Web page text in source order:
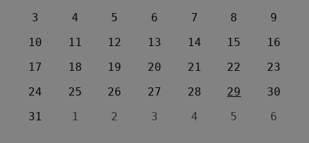
3
4 5 6 7 8
9
10
11 12 13 14 15
16
17
18 19 20 21 22
23
24
25 26 27 28 29
30
31
1 2 3 4 5 6